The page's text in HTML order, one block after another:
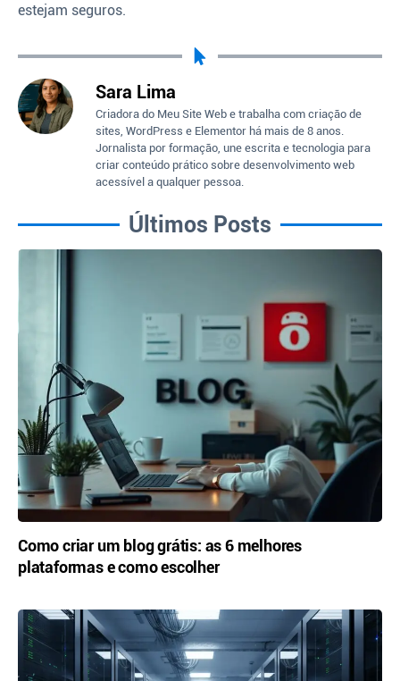
estejam seguros.
Sara Lima
Criadora do Meu Site Web e trabalha com criação de
sites, WordPress e Elementor há mais de 8 anos.
Jornalista por formação, une escrita e tecnologia para
criar conteúdo prático sobre desenvolvimento web
acessível a qualquer pessoa.
Últimos Posts
Como criar um blog grátis: as 6 melhores
plataformas e como escolher